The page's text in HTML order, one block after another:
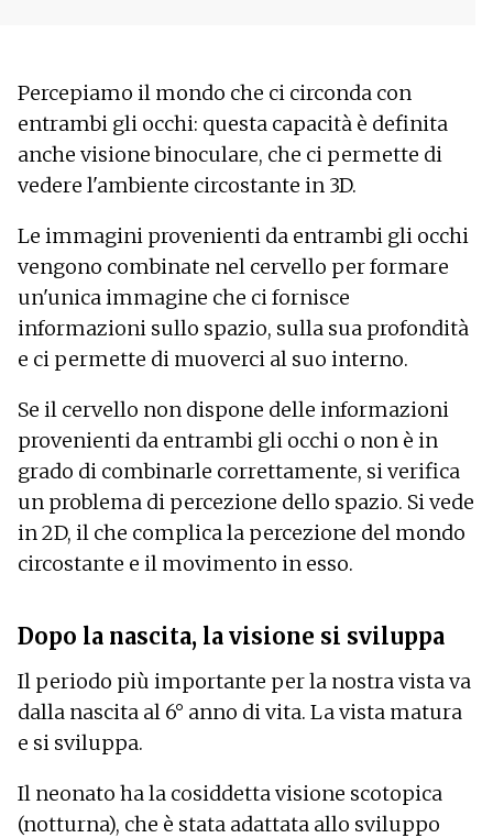
Percepiamo il mondo che ci circonda con
entrambi gli occhi: questa capacità è definita
anche visione binoculare, che ci permette di
vedere l'ambiente circostante in 3D.
Le immagini provenienti da entrambi gli occhi
vengono combinate nel cervello per formare
un'unica immagine che ci fornisce
informazioni sullo spazio, sulla sua profondità
e ci permette di muoverci al suo interno.
Se il cervello non dispone delle informazioni
provenienti da entrambi gli occhi o non è in
grado di combinarle correttamente, si verifica
un problema di percezione dello spazio. Si vede
in 2D, il che complica la percezione del mondo
circostante e il movimento in esso.
Dopo la nascita, la visione si sviluppa
Il periodo più importante per la nostra vista va
dalla nascita al 6° anno di vita. La vista matura
e si sviluppa.
Il neonato ha la cosiddetta visione scotopica
(notturna), che è stata adattata allo sviluppo